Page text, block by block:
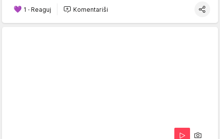
1 · Reaguj Komentariši